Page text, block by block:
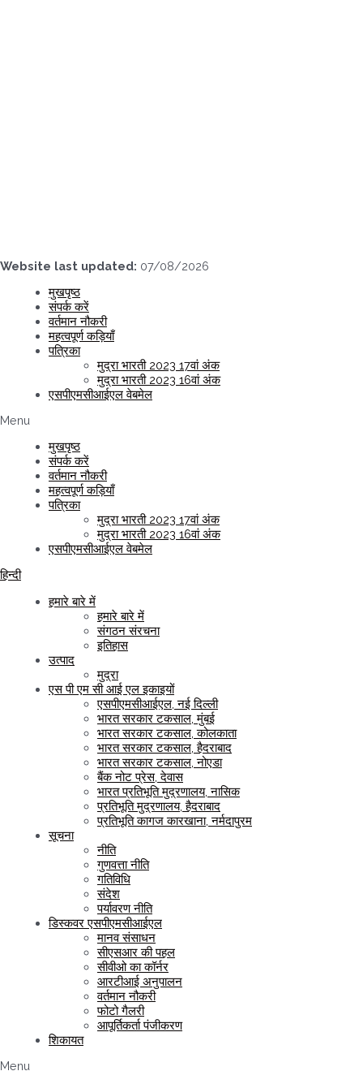
Website last updated: 07/08/2026
मुखपृष्ठ
संपर्क करें
वर्तमान नौकरी
महत्वपूर्ण कड़ियाँ
पत्रिका
मुद्रा भारती 2023 17वां अंक
मुद्रा भारती 2023 16वां अंक
एसपीएमसीआईएल वेबमेल
Menu
मुखपृष्ठ
संपर्क करें
वर्तमान नौकरी
महत्वपूर्ण कड़ियाँ
पत्रिका
मुद्रा भारती 2023 17वां अंक
मुद्रा भारती 2023 16वां अंक
एसपीएमसीआईएल वेबमेल
हिन्दी
हमारे बारे में
हमारे बारे में
संगठन संरचना
इतिहास
उत्पाद
मुद्रा
एस पी एम सी आई एल इकाइयों
एसपीएमसीआईएल, नई दिल्ली
भारत सरकार टकसाल, मुंबई
भारत सरकार टकसाल, कोलकाता
भारत सरकार टकसाल, हैदराबाद
भारत सरकार टकसाल, नोएडा
बैंक नोट प्रेस, देवास
भारत प्रतिभूति मुद्रणालय, नासिक
प्रतिभूति मुद्रणालय, हैदराबाद
प्रतिभूति कागज कारखाना, नर्मदापुरम
सूचना
नीति
गुणवत्ता नीति
गतिविधि
संदेश
पर्यावरण नीति
डिस्कवर एसपीएमसीआईएल
मानव संसाधन
सीएसआर की पहल
सीवीओ का कॉर्नर
आरटीआई अनुपालन
वर्तमान नौकरी
फोटो गैलरी
आपूर्तिकर्ता पंजीकरण
शिकायत
Menu